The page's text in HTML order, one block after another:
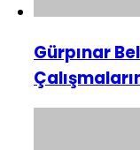
Gürpınar